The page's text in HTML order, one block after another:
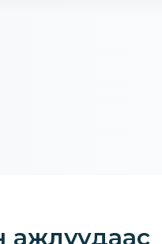
ажлуудаас